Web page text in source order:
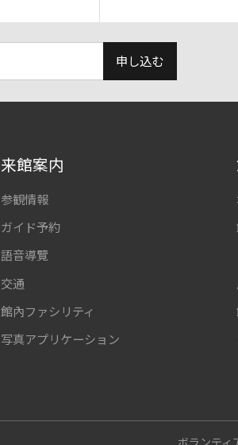
申し込む
来館案内
参観情報
ガイド予約
語音導覽
交通
館內ファシリティ
写真アプリケーション